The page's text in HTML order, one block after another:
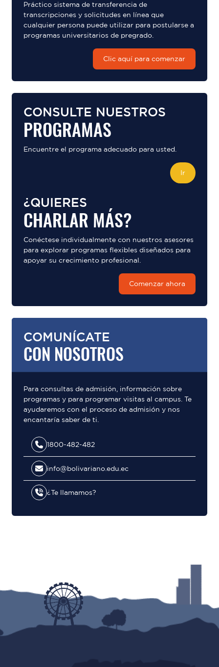
Práctico sistema de transferencia de
transcripciones y solicitudes en línea que
cualquier persona puede utilizar para postularse a
programas universitarios de pregrado.
Clic aquí para comenzar
CONSULTE NUESTROS
PROGRAMAS
Encuentre el programa adecuado para usted.
Ir
¿QUIERES
CHARLAR MÁS?
Conéctese individualmente con nuestros asesores
para explorar programas flexibles diseñados para
apoyar su crecimiento profesional.
Comenzar ahora
COMUNÍCATE
CON NOSOTROS
Para consultas de admisión, información sobre
programas y para programar visitas al campus. Te
ayudaremos con el proceso de admisión y nos
encantaría saber de ti.
1800-482-482
info@bolivariano.edu.ec
¿Te llamamos?